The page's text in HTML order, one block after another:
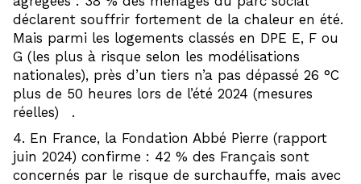
déclarent souffrir fortement de la chaleur en été.
Mais parmi les logements classés en DPE E, F ou
G (les plus à risque selon les modélisations
nationales), près d’un tiers n’a pas dépassé 26 °C
plus de 50 heures lors de l’été 2024 (mesures
réelles)
.
En France, la Fondation Abbé Pierre (rapport
juin 2024) confirme : 42 % des Français sont
concernés par le risque de surchauffe, mais avec